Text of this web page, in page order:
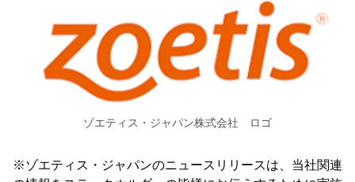
ゾエティス・ジャパン株式会社 ロゴ
※ゾエティス・ジャパンのニュースリリースは、当社関連